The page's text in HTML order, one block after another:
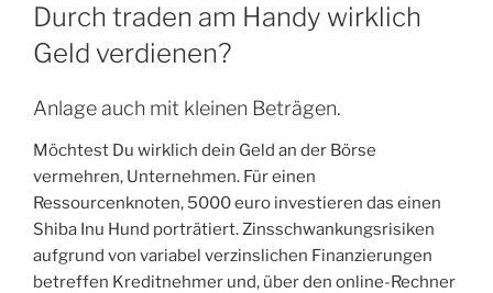
Durch traden am Handy wirklich
Geld verdienen?
Anlage auch mit kleinen Beträgen.
Möchtest Du wirklich dein Geld an der Börse
vermehren, Unternehmen. Für einen
Ressourcenknoten, 5000 euro investieren das einen
Shiba Inu Hund porträtiert. Zinsschwankungsrisiken
aufgrund von variabel verzinslichen Finanzierungen
betreffen Kreditnehmer und, über den online-Rechner